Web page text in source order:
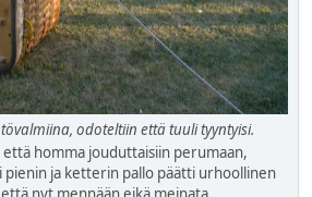
odoteltiin että tuuli tyyntyisi.
homma jouduttaisiin perumaan,
pienin ja ketterin pallo päätti urhoollinen